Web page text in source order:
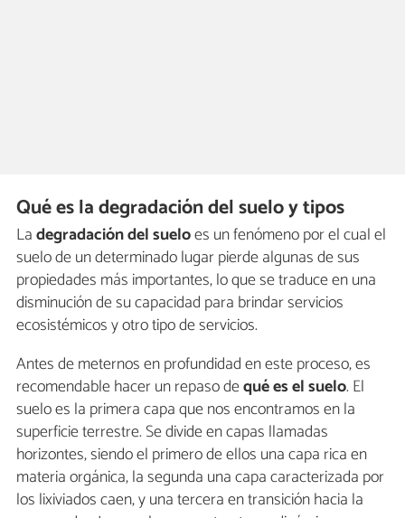
Qué es la degradación del suelo y tipos
Ladegradación del sueloes un fenómeno por el cual el
suelo de un determinado lugar pierde algunas de sus
propiedades más importantes, lo que se traduce en una
disminución de su capacidad para brindar servicios
ecosistémicos y otro tipo de servicios.
Antes de meternos en profundidad en este proceso, es
recomendable hacer un repaso dequé es el suelo. El
suelo es la primera capa que nos encontramos en la
superficie terrestre. Se divide en capas llamadas
horizontes, siendo el primero de ellos una capa rica en
materia orgánica, la segunda una capa caracterizada por
los lixiviados caen, y una tercera en transición hacia la